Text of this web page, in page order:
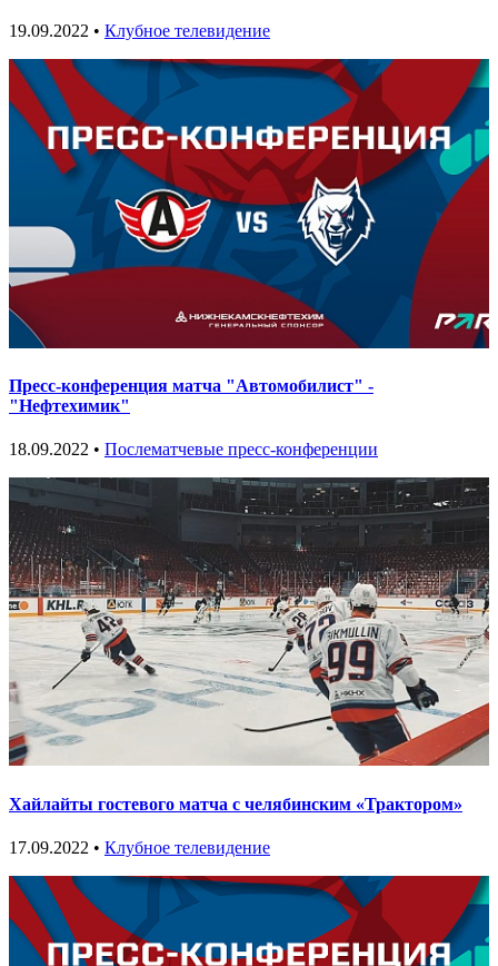
19.09.2022 • Клубное телевидение
Пресс-конференция матча "Автомобилист" -
"Нефтехимик"
18.09.2022 • Послематчевые пресс-конференции
Хайлайты гостевого матча с челябинским «Трактором»
17.09.2022 • Клубное телевидение